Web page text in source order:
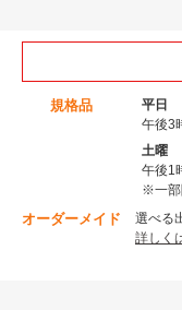
規格品
平日
午後3
土曜
午後1
※一部
オーダーメイド
選べる
詳しく